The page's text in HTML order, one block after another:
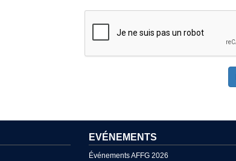
EVÉNEMENTS
Événements AFFG 2026